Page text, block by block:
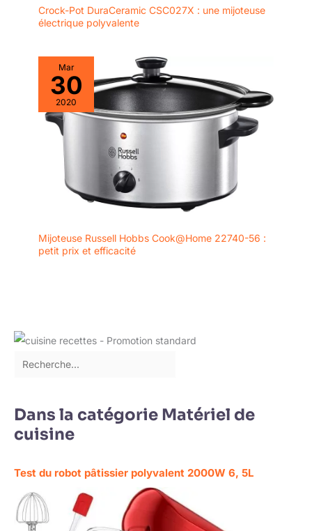
Crock-Pot DuraCeramic CSC027X : une mijoteuse
électrique polyvalente
Mar
30
2020
Mijoteuse Russell Hobbs Cook@Home 22740-56 :
petit prix et efficacité
Dans la catégorie Matériel de
cuisine
Test du robot pâtissier polyvalent 2000W 6, 5L